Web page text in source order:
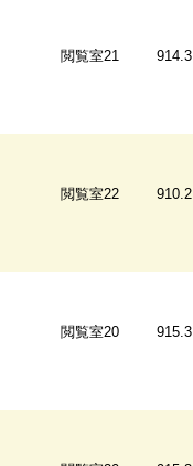
閲覧室21 914.3
閲覧室22 910.2
閲覧室20 915.3